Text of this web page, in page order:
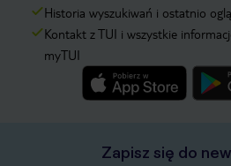
Historia wyszukiwań i ostatnio
Kontakt z TUI i wszystkie
myTUI
Zapisz się do